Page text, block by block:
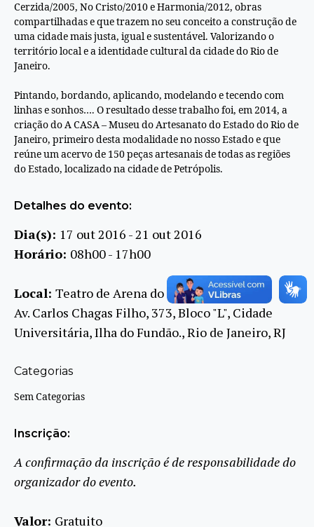
Cerzida/2005, No Cristo/2010 e Harmonia/2012, obras
compartilhadas e que trazem no seu conceito a construção de
uma cidade mais justa, igual e sustentável. Valorizando o
território local e a identidade cultural da cidade do Rio de
Janeiro.
Pintando, bordando, aplicando, modelando e tecendo com
linhas e sonhos…. O resultado desse trabalho foi, em 2014, a
criação do A CASA – Museu do Artesanato do Estado do Rio de
Janeiro, primeiro desta modalidade no nosso Estado e que
reúne um acervo de 150 peças artesanais de todas as regiões
do Estado, localizado na cidade de Petrópolis.
Detalhes do evento:
Dia(s): 17 out 2016 - 21 out 2016
Horário: 08h00 - 17h00
Local: Teatro de Arena do CCS UFRJ
Av. Carlos Chagas Filho, 373, Bloco "L", Cidade
Universitária, Ilha do Fundão., Rio de Janeiro, RJ
Categorias
Sem Categorias
Inscrição:
A confirmação da inscrição é de responsabilidade do
organizador do evento.
Valor: Gratuito